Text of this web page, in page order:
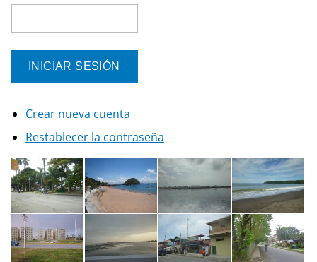
Crear nueva cuenta
Restablecer la contraseña